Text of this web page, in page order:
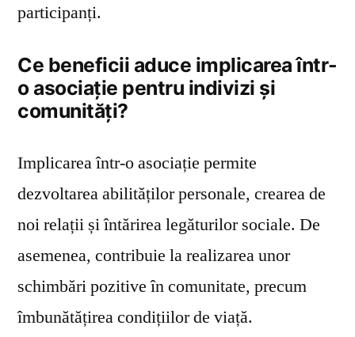
participanți.
Ce beneficii aduce implicarea într-
o asociație pentru indivizi și
comunități?
Implicarea într-o asociație permite
dezvoltarea abilităților personale, crearea de
noi relații și întărirea legăturilor sociale. De
asemenea, contribuie la realizarea unor
schimbări pozitive în comunitate, precum
îmbunătățirea condițiilor de viață.